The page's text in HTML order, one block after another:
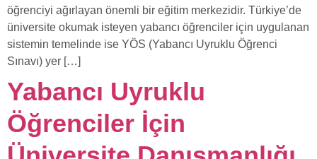
öğrenciyi ağırlayan önemli bir eğitim merkezidir. Türkiye’de
üniversite okumak isteyen yabancı öğrenciler için uygulanan
sistemin temelinde ise YÖS (Yabancı Uyruklu Öğrenci
Sınavı) yer […]
Yabancı Uyruklu
Öğrenciler İçin